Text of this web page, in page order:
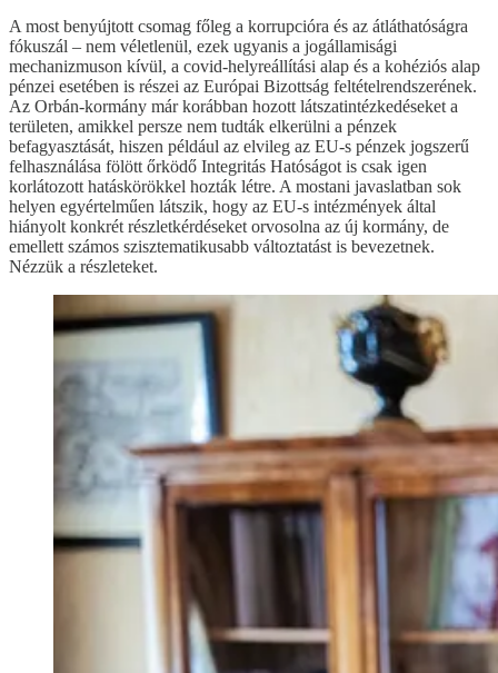
A most benyújtott csomag főleg a korrupcióra és az átláthatóságra
fókuszál – nem véletlenül, ezek ugyanis a jogállamisági
mechanizmuson kívül, a covid-helyreállítási alap és a kohéziós alap
pénzei esetében is részei az Európai Bizottság feltételrendszerének.
Az Orbán-kormány már korábban hozott látszatintézkedéseket a
területen, amikkel persze nem tudták elkerülni a pénzek
befagyasztását, hiszen például az elvileg az EU-s pénzek jogszerű
felhasználása fölött őrködő Integritás Hatóságot is csak igen
korlátozott hatáskörökkel hozták létre. A mostani javaslatban sok
helyen egyértelműen látszik, hogy az EU-s intézmények által
hiányolt konkrét részletkérdéseket orvosolna az új kormány, de
emellett számos szisztematikusabb változtatást is bevezetnek.
Nézzük a részleteket.